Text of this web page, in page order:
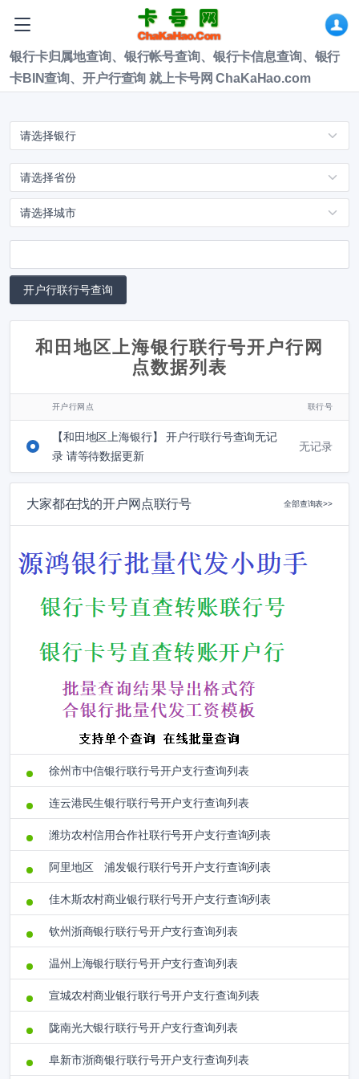
银行卡归属地查询、银行帐号查询、银行卡信息查询、银行
卡BIN查询、开户行查询 就上卡号网 ChaKaHao.com
和田地区上海银行联行号开户行网
点数据列表
开户行网点 联行号
【和田地区上海银行】 开户行联行号查询无记
录 请等待数据更新
无记录
大家都在找的开户网点联行号 全部查询表>>
徐州市中信银行联行号开户支行查询列表
连云港民生银行联行号开户支行查询列表
潍坊农村信用合作社联行号开户支行查询列表
阿里地区 浦发银行联行号开户支行查询列表
佳木斯农村商业银行联行号开户支行查询列表
钦州浙商银行联行号开户支行查询列表
温州上海银行联行号开户支行查询列表
宣城农村商业银行联行号开户支行查询列表
陇南光大银行联行号开户支行查询列表
阜新市浙商银行联行号开户支行查询列表